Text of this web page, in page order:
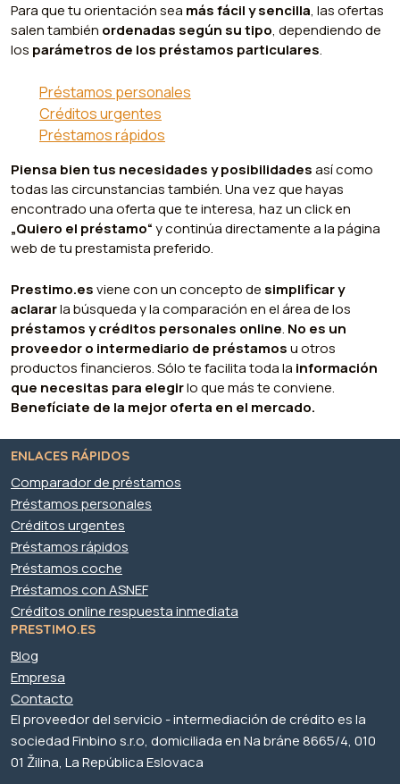
Para que tu orientación sea más fácil y sencilla, las ofertas
salen también ordenadas según su tipo, dependiendo de
los parámetros de los préstamos particulares.
Préstamos personales
Créditos urgentes
Préstamos rápidos
Piensa bien tus necesidades y posibilidadesasí como
todas las circunstancias también. Una vez que hayas
encontrado una oferta que te interesa, haz un click en
„Quiero el préstamo“y continúa directamente a la página
web de tu prestamista preferido.
Prestimo.esviene con un concepto de simplificar y
aclararla búsqueda y la comparación en el área de los
préstamos y créditos personales online. No es un
proveedor o intermediario de préstamosu otros
productos financieros. Sólo te facilita toda la información
que necesitas para elegirlo que más te conviene.
Benefíciate de la mejor oferta en el mercado.
ENLACES RÁPIDOS
Comparador de préstamos
Préstamos personales
Créditos urgentes
Préstamos rápidos
Préstamos coche
Préstamos con ASNEF
Créditos online respuesta inmediata
PRESTIMO.ES
Blog
Empresa
Contacto
El proveedor del servicio - intermediación de crédito es la
sociedad Finbino s.r.o, domiciliada en Na bráne 8665/4, 010
01 Žilina, La República Eslovaca